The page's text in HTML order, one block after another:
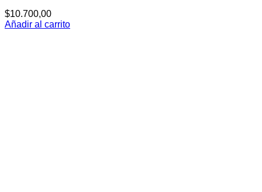
$10.700,00
Añadir al carrito